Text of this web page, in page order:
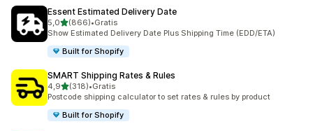
Essent Estimated Delivery Date
5,0ud af 5 stjerner
(866)
866 anmeldelser i alt
•Gratis
Show Estimated Delivery Date Plus Shipping Time (EDD/ETA)
Built for Shopify
SMART Shipping Rates & Rules
4,9ud af 5 stjerner
(318)
318 anmeldelser i alt
•Gratis
Postcode shipping calculator to set rates & rules by product
Built for Shopify